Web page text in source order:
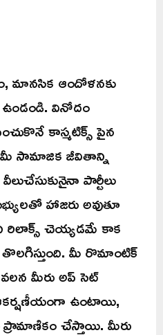
మానసిక ఆందోళనకు
వినోదం
కాస్మటిక్స్ పైన
మీ సామాజిక జీవితాన్ని
పార్టీలు
హాజరు అవుతూ
రిలాక్స్ చెయ్యడమే కాక
మీ రొమాంటిక్
మీరు అప్ సెట్
ఆకర్షణీయంగా ఉంటాయి,
చేస్తాయి. మీరు